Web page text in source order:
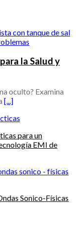
la Salud y
oculto? Examina
[...]
para un
EMI de
Sonico-Físicas